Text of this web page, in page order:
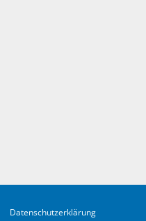
Datenschutzerklärung